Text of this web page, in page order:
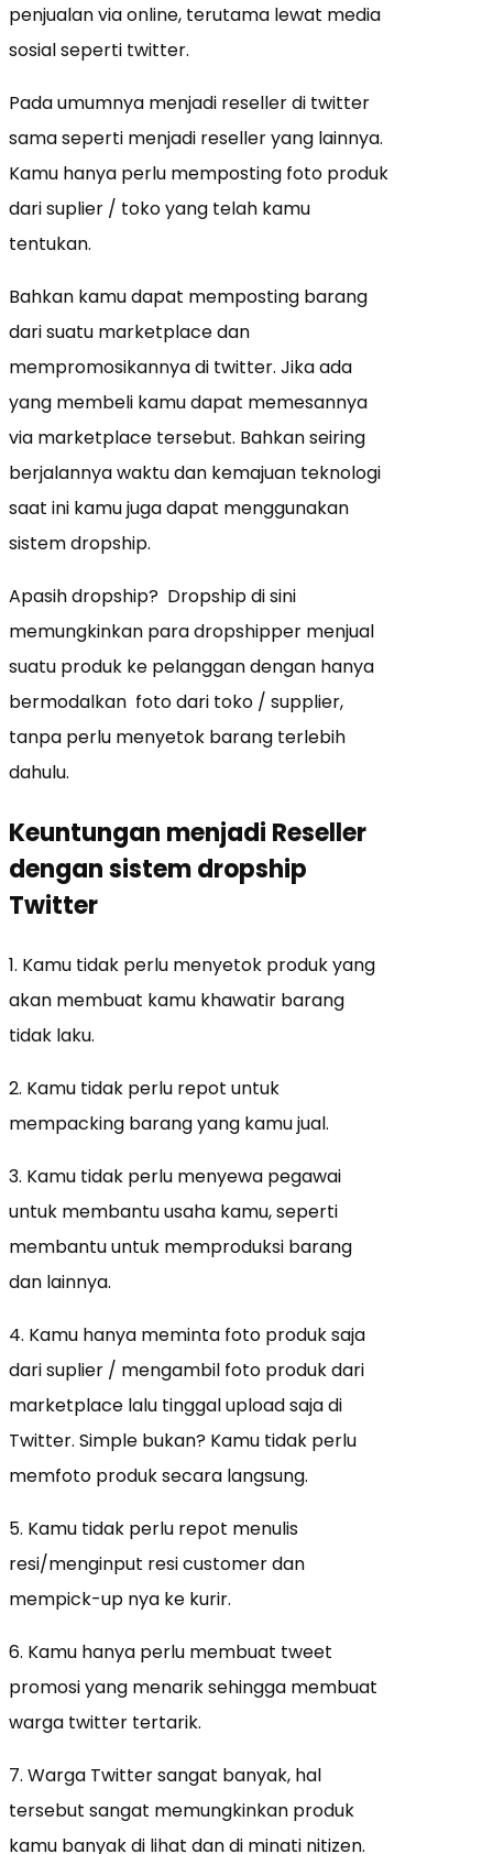
penjualan via online, terutama lewat media
sosial seperti twitter.
Pada umumnya menjadi reseller di twitter
sama seperti menjadi reseller yang lainnya.
Kamu hanya perlu memposting foto produk
dari suplier / toko yang telah kamu
tentukan.
Bahkan kamu dapat memposting barang
dari suatu marketplace dan
mempromosikannya di twitter. Jika ada
yang membeli kamu dapat memesannya
via marketplace tersebut. Bahkan seiring
berjalannya waktu dan kemajuan teknologi
saat ini kamu juga dapat menggunakan
sistem dropship.
Apasih dropship? Dropship di sini
memungkinkan para dropshipper menjual
suatu produk ke pelanggan dengan hanya
bermodalkan foto dari toko / supplier,
tanpa perlu menyetok barang terlebih
dahulu.
Keuntungan menjadi Reseller
dengan sistem dropship
Twitter
1. Kamu tidak perlu menyetok produk yang
akan membuat kamu khawatir barang
tidak laku.
2. Kamu tidak perlu repot untuk
mempacking barang yang kamu jual.
3. Kamu tidak perlu menyewa pegawai
untuk membantu usaha kamu, seperti
membantu untuk memproduksi barang
dan lainnya.
4. Kamu hanya meminta foto produk saja
dari suplier / mengambil foto produk dari
marketplace lalu tinggal upload saja di
Twitter. Simple bukan? Kamu tidak perlu
memfoto produk secara langsung.
5. Kamu tidak perlu repot menulis
resi/menginput resi customer dan
mempick-up nya ke kurir.
6. Kamu hanya perlu membuat tweet
promosi yang menarik sehingga membuat
warga twitter tertarik.
7. Warga Twitter sangat banyak, hal
tersebut sangat memungkinkan produk
kamu banyak di lihat dan di minati nitizen.